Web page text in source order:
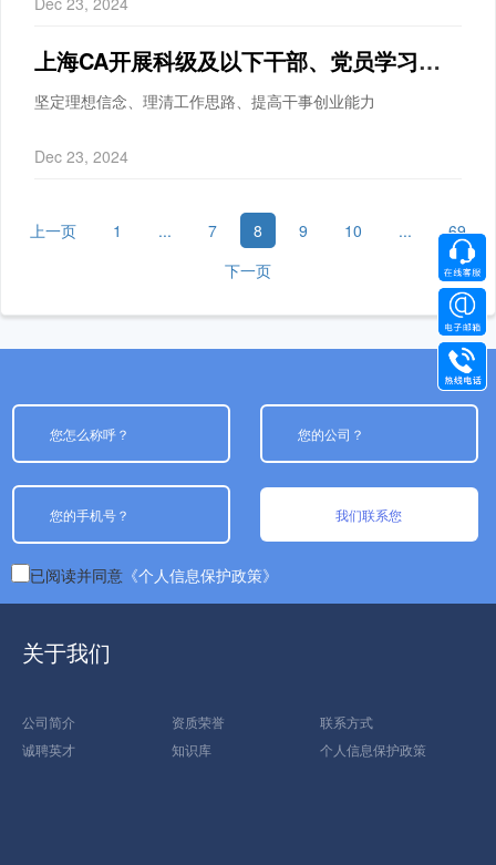
上海CA开展科级及以下干部、党员学习贯彻 党的二十届三中全会精神专题培训
坚定理想信念、理清工作思路、提高干事创业能力
Dec 23, 2024
上一页 1 ... 7 8 9 10 ...
69
下一页
我们联系您
已阅读并同意 《个人信息保护政策》
关于我们
公司简介 资质荣誉
联系方式
诚聘英才
知识库 个人信息保护政策